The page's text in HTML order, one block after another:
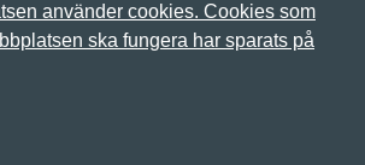
använder cookies. Cookies som
ska fungera har sparats på